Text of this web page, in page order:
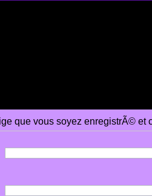
que vous soyez enregistrÃ©